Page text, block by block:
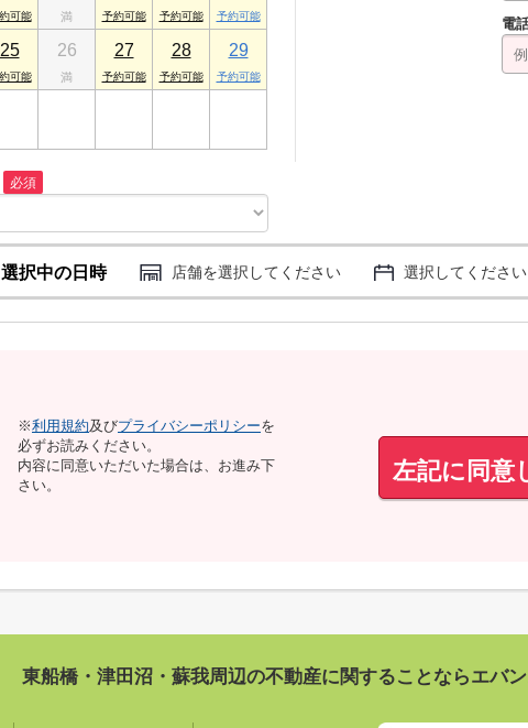
25 26 27 28 29
必須
電
選択中の日時 店舗を選択してください 選択してください
※利用規約及びプライバシーポリシーを
必ずお読みください。
内容に同意いただいた場合は、お進み下
さい。
左記に同意
東船橋・津田沼・蘇我周辺の不動産に関することならエバ